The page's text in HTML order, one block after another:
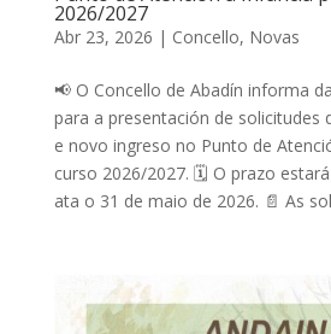
2026/2027
Abr 23, 2026 | Concello, Novas
📢 O Concello de Abadín informa
para a presentación de solicitudes
e novo ingreso no Punto de
curso 2026/2027. 🗓️ O prazo
ata o 31 de maio de 2026. 📄 As